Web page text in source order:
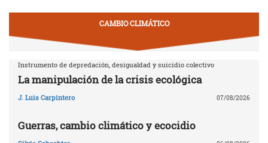
CAMBIO CLIMÁTICO
Instrumento de depredación, desigualdad y suicidio colectivo
La manipulación de la crisis ecológica
J. Luis Carpintero 07/08/2026
Guerras, cambio climático y ecocidio